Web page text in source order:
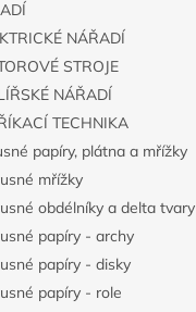
NÁŘADÍ
STROJE
NÁŘADÍ
TECHNIKA
papíry, plátna a mřížky
mřížky
obdélníky a delta tvary
papíry - archy
papíry - disky
papíry - role